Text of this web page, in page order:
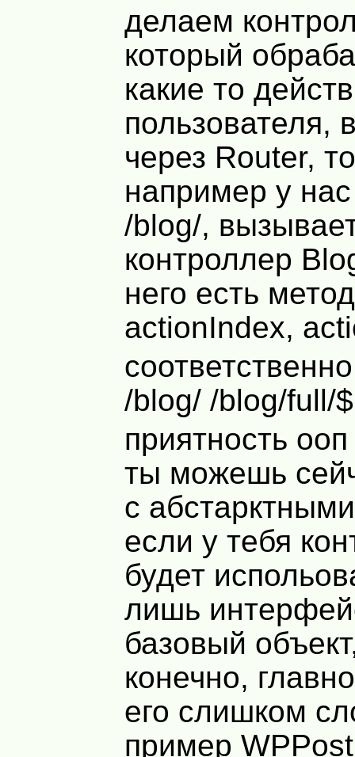
делаем
который
какие то
пользователя,
через Router,
например у
/blog/,
контроллер
него есть
actionIndex,
/blog/ /blog/full/
приятность
ты можешь
с
если у тебя
будет
лишь
базовый
конечно,
его слишком
пример WPP